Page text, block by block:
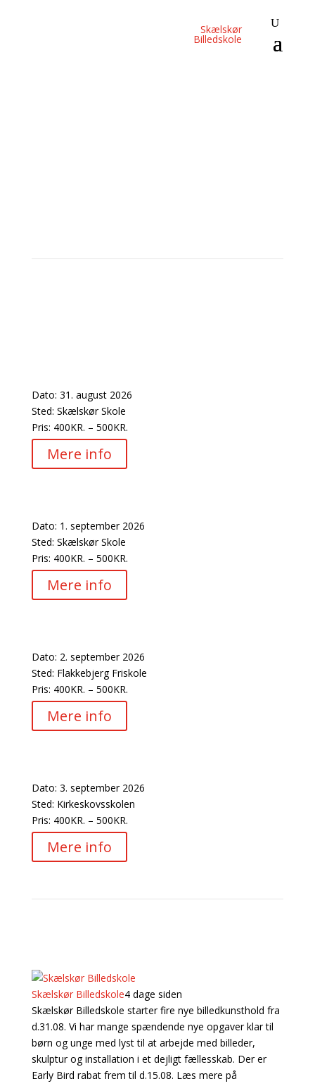
Skælskør
Billedskole
Dato: 31. august 2026
Sted: Skælskør Skole
Pris: 400KR. – 500KR.
Mere info
Dato: 1. september 2026
Sted: Skælskør Skole
Pris: 400KR. – 500KR.
Mere info
Dato: 2. september 2026
Sted: Flakkebjerg Friskole
Pris: 400KR. – 500KR.
Mere info
Dato: 3. september 2026
Sted: Kirkeskovsskolen
Pris: 400KR. – 500KR.
Mere info
Skælskør Billedskole4 dage siden
Skælskør Billedskole starter fire nye billedkunsthold fra
d.31.08. Vi har mange spændende nye opgaver klar til
børn og unge med lyst til at arbejde med billeder,
skulptur og installation i et dejligt fællesskab. Der er
Early Bird rabat frem til d.15.08. Læs mere på